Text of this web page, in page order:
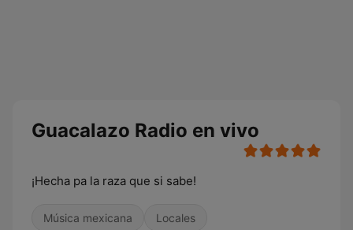
Guacalazo Radio en vivo
¡Hecha pa la raza que si sabe!
Música mexicana Locales